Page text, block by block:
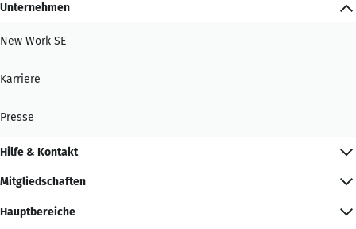
Unternehmen
New Work SE
Karriere
Presse
Hilfe & Kontakt
Mitgliedschaften
Hauptbereiche